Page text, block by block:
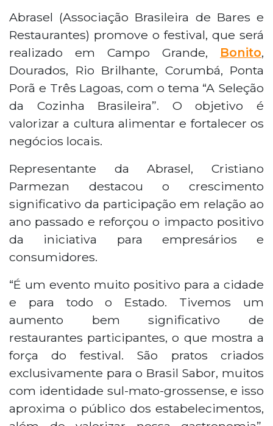
Abrasel (Associação Brasileira de Bares e
Restaurantes) promove o festival, que será
realizado em Campo Grande, Bonito,
Dourados, Rio Brilhante, Corumbá, Ponta
Porã e Três Lagoas, com o tema “A Seleção
da Cozinha Brasileira”. O objetivo é
valorizar a cultura alimentar e fortalecer os
negócios locais.
Representante da Abrasel, Cristiano
Parmezan destacou o crescimento
significativo da participação em relação ao
ano passado e reforçou o impacto positivo
da iniciativa para empresários e
consumidores.
“É um evento muito positivo para a cidade
e para todo o Estado. Tivemos um
aumento bem significativo de
restaurantes participantes, o que mostra a
força do festival. São pratos criados
exclusivamente para o Brasil Sabor, muitos
com identidade sul-mato-grossense, e isso
aproxima o público dos estabelecimentos,